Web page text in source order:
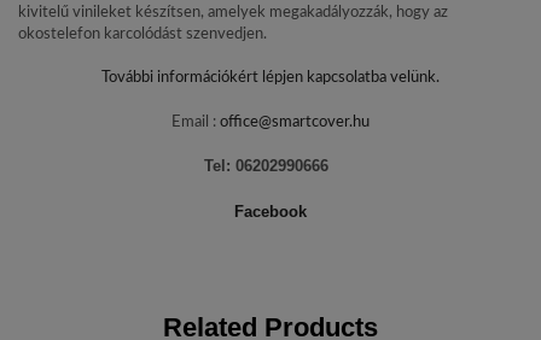
kivitelű vinileket készítsen, amelyek megakadályozzák, hogy az
okostelefon karcolódást szenvedjen.
További információkért lépjen kapcsolatba velünk.
Email : office@smartcover.hu
Tel: 06202990666
Facebook
Related Products